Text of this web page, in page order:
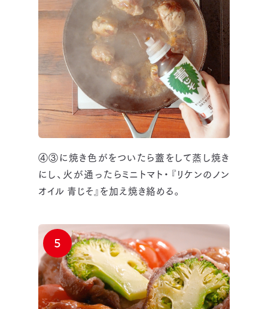
④③に焼き色がをついたら蓋をして蒸し焼き
にし、火が通ったらミニトマト・『リケンのノン
オイル 青じそ』を加え焼き絡める。
5